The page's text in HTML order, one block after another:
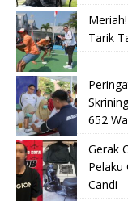
Tarik
652
Gerak
Pelaku
Candi